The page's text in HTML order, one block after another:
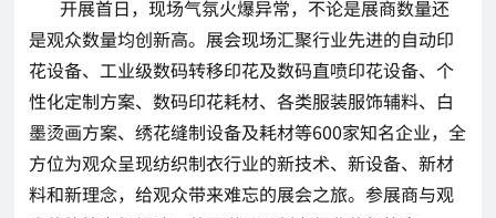
开展首日，现场气氛火爆异常，不论是展商数量还
是观众数量均创新高。展会现场汇聚行业先进的自动印
花设备、工业级数码转移印花及数码直喷印花设备、个
性化定制方案、数码印花耗材、各类服装服饰辅料、白
墨烫画方案、绣花缝制设备及耗材等600家知名企业，全
方位为观众呈现纺织制衣行业的新技术、新设备、新材
料和新理念，给观众带来难忘的展会之旅。参展商与观